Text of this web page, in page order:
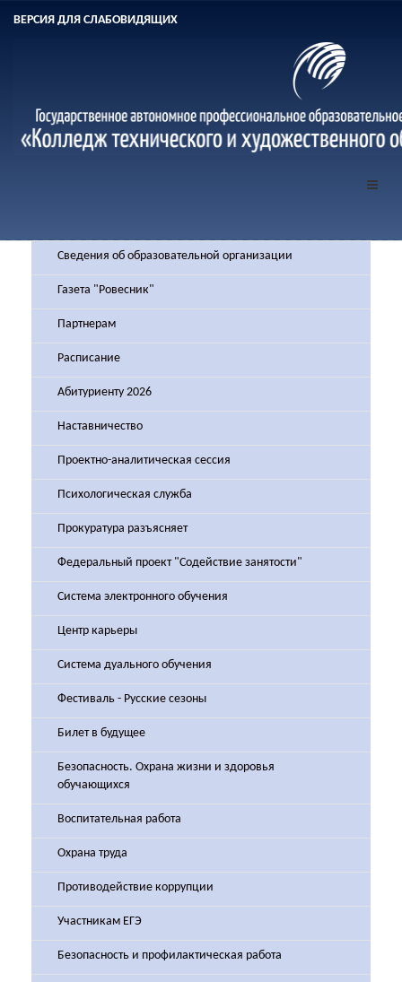
ВЕРСИЯ ДЛЯ СЛАБОВИДЯЩИХ
Сведения об образовательной организации
Газета "Ровесник"
Партнерам
Расписание
Абитуриенту 2026
Наставничество
Проектно-аналитическая сессия
Психологическая служба
Прокуратура разъясняет
Федеральный проект "Содействие занятости"
Система электронного обучения
Центр карьеры
Система дуального обучения
Фестиваль - Русские сезоны
Билет в будущее
Безопасность. Охрана жизни и здоровья
обучающихся
Воспитательная работа
Охрана труда
Противодействие коррупции
Участникам ЕГЭ
Безопасность и профилактическая работа